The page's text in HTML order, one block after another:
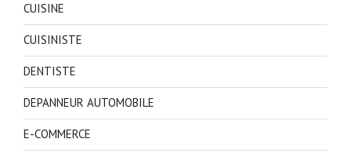
CUISINE
CUISINISTE
DENTISTE
DEPANNEUR AUTOMOBILE
E-COMMERCE